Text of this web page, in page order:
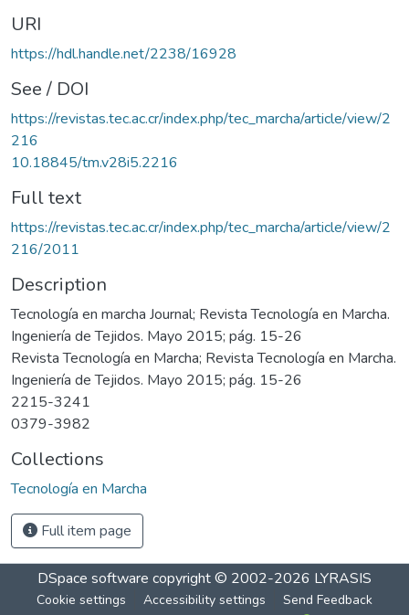
URI
https://hdl.handle.net/2238/16928
See / DOI
https://revistas.tec.ac.cr/index.php/tec_marcha/article/view/2
216
10.18845/tm.v28i5.2216
Full text
https://revistas.tec.ac.cr/index.php/tec_marcha/article/view/2
216/2011
Description
Tecnología en marcha Journal; Revista Tecnología en Marcha.
Ingeniería de Tejidos. Mayo 2015; pág. 15-26
Revista Tecnología en Marcha; Revista Tecnología en Marcha.
Ingeniería de Tejidos. Mayo 2015; pág. 15-26
2215-3241
0379-3982
Collections
Tecnología en Marcha
Full item page
DSpace software copyright © 2002-2026 LYRASIS
Cookie settings Accessibility settings Send Feedback